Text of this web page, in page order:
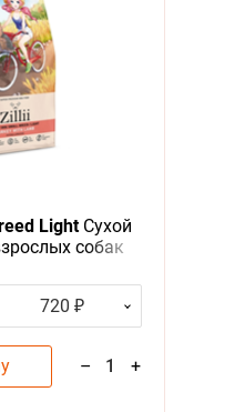
LightСухой
собак
720 ₽
– 1 +